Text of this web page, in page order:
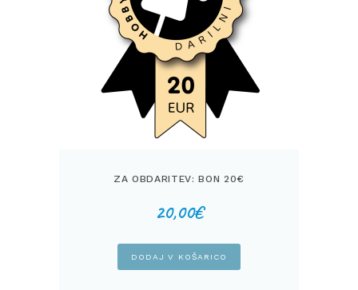
ZA OBDARITEV: BON 20€
20,00€
DODAJ V KOŠARICO